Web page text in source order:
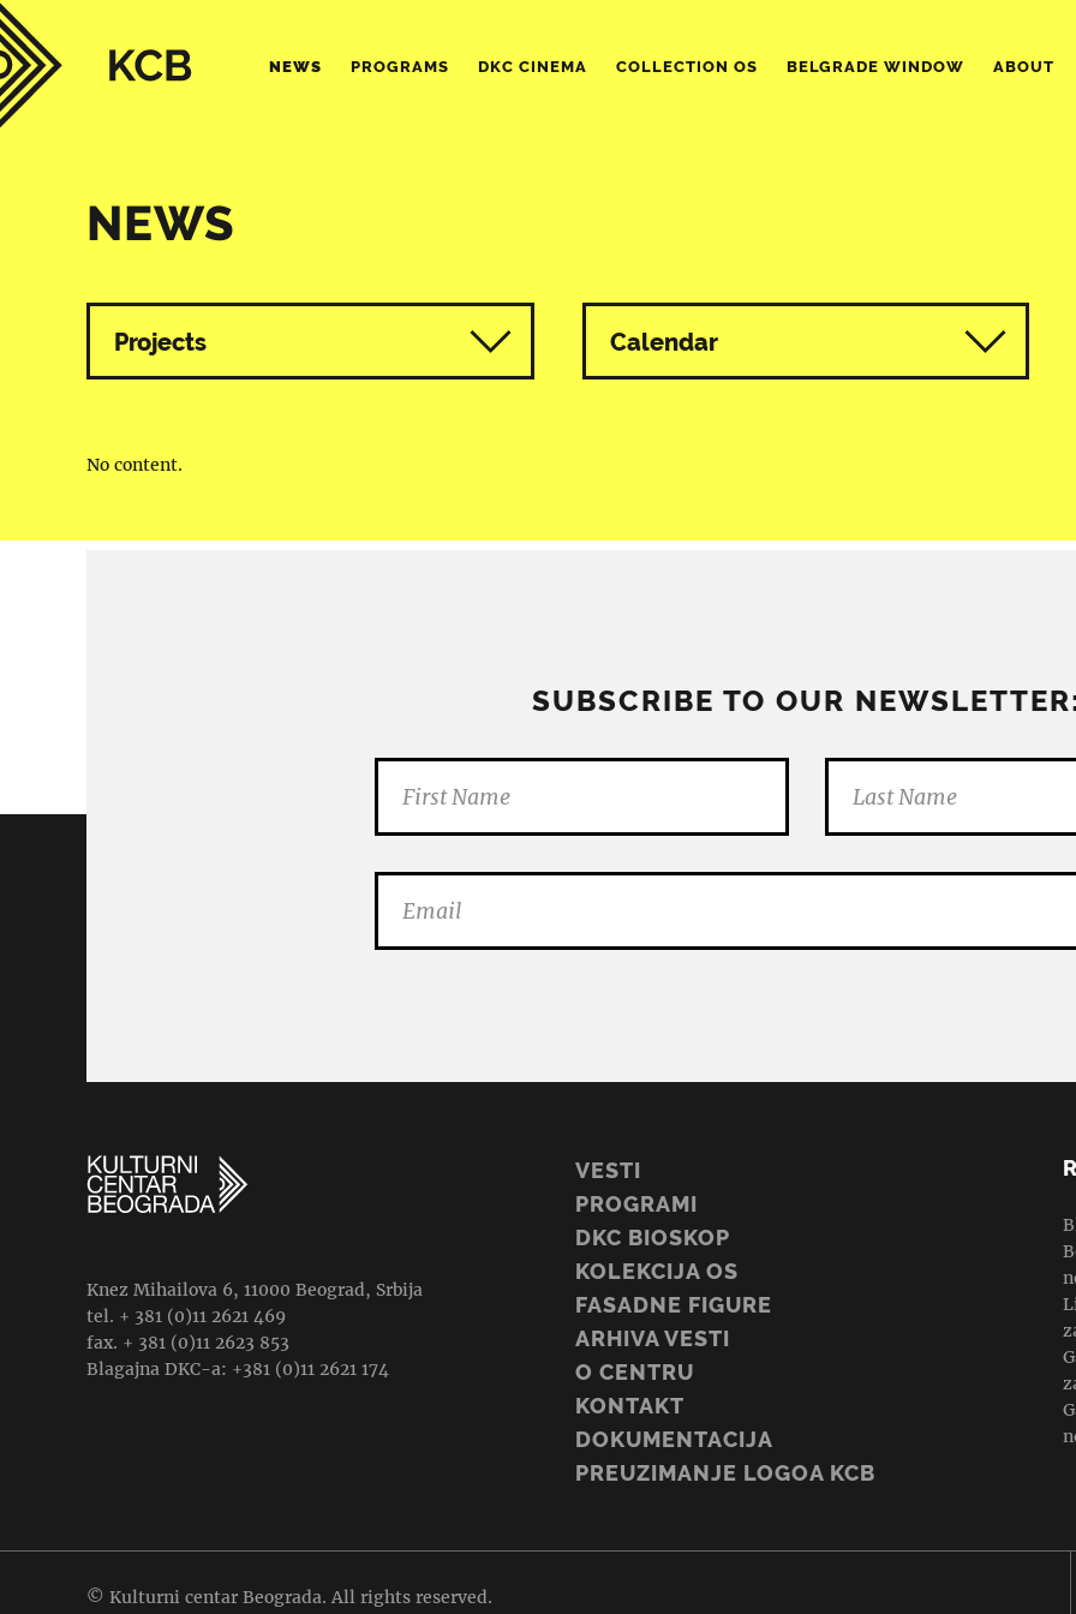
NEWS PROGRAMS DKC CINEMA COLLECTION OS BELGRADE WINDOW ABOUT
NEWS
All programmes
Projects Calendar
No content.
SUBSCRIBE TO OUR
Knez Mihailova 6, 11000 Beograd, Srbija
tel. + 381 (0)11 2621 469
fax. + 381 (0)11 2623 853
Blagajna DKC-a: +381 (0)11 2621 174
VESTI
PROGRAMI
DKC BIOSKOP
KOLEKCIJA OS
FASADNE FIGURE
ARHIVA VESTI
O CENTRU
KONTAKT
DOKUMENTACIJA
PREUZIMANJE LOGOA KCB
© Kulturni centar Beograda. All rights reserved.